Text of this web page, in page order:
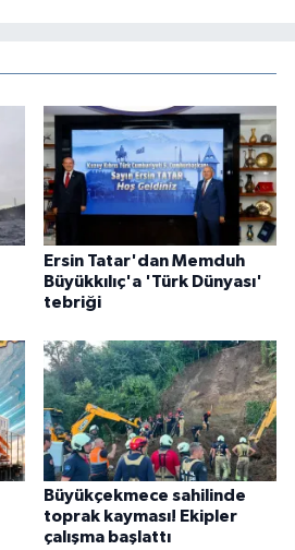
Ersin Tatar'dan Memduh
Büyükkılıç'a 'Türk Dünyası'
tebriği
Büyükçekmece sahilinde
toprak kayması! Ekipler
çalışma başlattı